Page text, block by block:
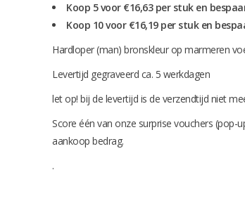
Koop 5 voor €16,63 per stuk en
Koop 10 voor €16,19 per stuk en
Hardloper (man) bronskleur op marmeren
Levertijd gegraveerd ca. 5 werkdagen
let op! bij de levertijd is de verzendtijd niet
Score één van onze surprise vouchers (pop-
aankoop bedrag.
.